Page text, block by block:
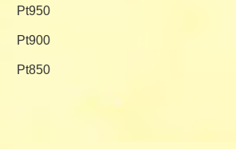
Pt950
Pt900
Pt850